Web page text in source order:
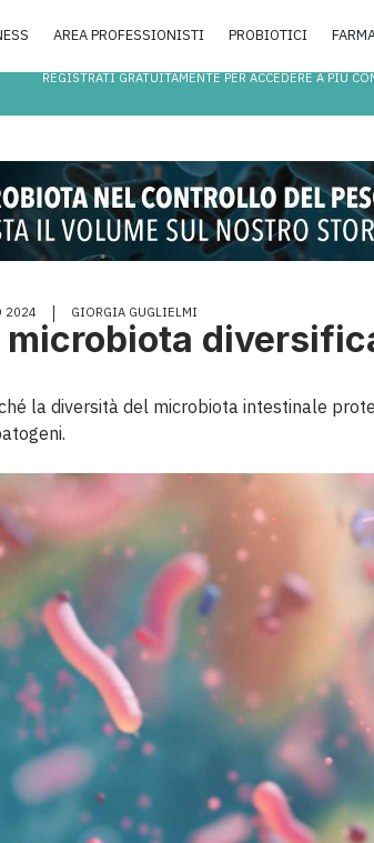
AREA PROFESSIONISTI PROBIOTICI
REGISTRATI GRATUITAMENTE PER ACCEDERE A PIÙ
2024 GIORGIA GUGLIELMI
la diversità del microbiota intestinale